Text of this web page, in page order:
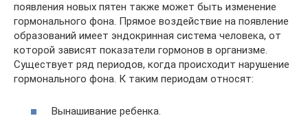
появления новых пятен также может быть изменение
гормонального фона. Прямое воздействие на появление
образований имеет эндокринная система человека, от
которой зависят показатели гормонов в организме.
Существует ряд периодов, когда происходит нарушение
гормонального фона. К таким периодам относят:
Вынашивание ребенка.